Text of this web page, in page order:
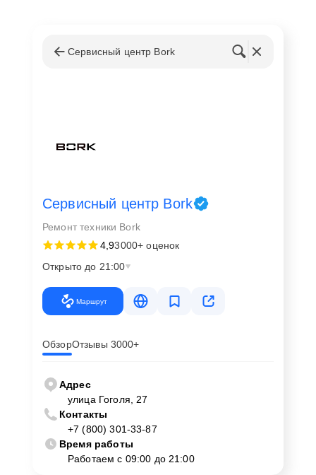
Сервисный центр Bork
Сервисный центр Bork
Ремонт техники Bork
4,93000+ оценок
Открыто до 21:00
Маршрут
ОбзорОтзывы 3000+
Адрес
улица Гоголя, 27
Контакты
+7 (800) 301-33-87
Время работы
Работаем с 09:00 до 21:00